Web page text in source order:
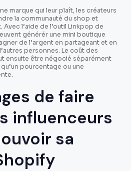
marque qui leur plaît, les créateurs
la communauté du shop et
l’aide de l’outil Linkpop de
générér une mini boutique
de l’argent en partageant et en
personnes. Le coût des
ensuite être négocié séparément
pourcentage ou une
de faire
influenceurs
sa